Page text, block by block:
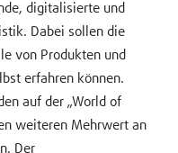
digitalisierte und
Dabei sollen die
von Produkten und
erfahren können.
auf der „World of
weiteren Mehrwert an
Der